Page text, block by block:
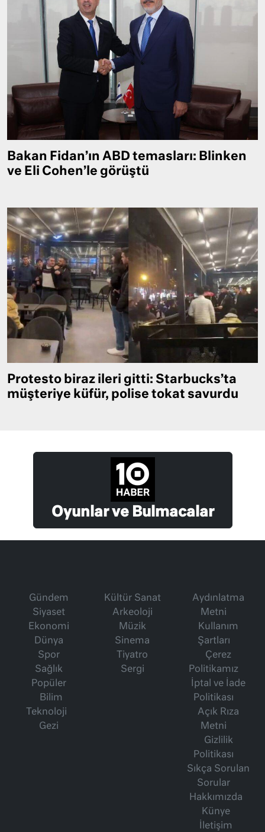
Bakan Fidan’ın ABD temasları: Blinken
ve Eli Cohen’le görüştü
Protesto biraz ileri gitti: Starbucks’ta
müşteriye küfür, polise tokat savurdu
Oyunlar ve Bulmacalar
Gündem
Siyaset
Ekonomi
Dünya
Spor
Sağlık
Popüler
Bilim
Teknoloji
Gezi
Kültür Sanat
Arkeoloji
Müzik
Sinema
Tiyatro
Sergi
Aydınlatma
Metni
Kullanım
Şartları
Çerez
Politikamız
İptal ve İade
Politikası
Açık Rıza
Metni
Gizlilik
Politikası
Sıkça Sorulan
Sorular
Hakkımızda
Künye
İletişim